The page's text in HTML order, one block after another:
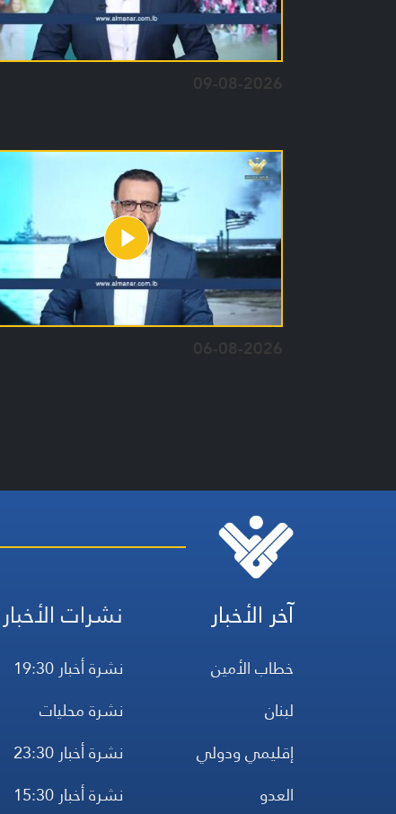
09-08-2026
06-08-2026
آخر الأخبار
خطاب الأمين
لبنان
إقليمي ودولي
العدو
نشرات الأخبار
نشرة أخبار 19:30
نشرة محليات
نشرة أخبار 23:30
نشرة أخبار 15:30